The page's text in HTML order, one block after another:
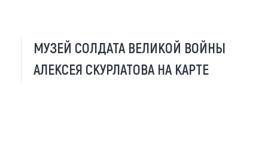
МУЗЕЙ СОЛДАТА ВЕЛИКОЙ ВОЙНЫ
АЛЕКСЕЯ СКУРЛАТОВА НА КАРТЕ